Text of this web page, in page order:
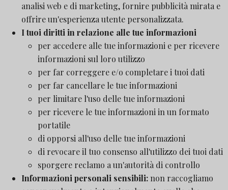
analisi web e di marketing, fornire pubblicità mirata e
offrire un'esperienza utente personalizzata.
I tuoi diritti in relazione alle tue informazioni
per accedere alle tue informazioni e per ricevere
informazioni sul loro utilizzo
per far correggere e/o completare i tuoi dati
per far cancellare le tue informazioni
per limitare l'uso delle tue informazioni
per ricevere le tue informazioni in un formato
portatile
di opporsi all'uso delle tue informazioni
di revocare il tuo consenso all'utilizzo dei tuoi dati
sporgere reclamo a un'autorità di controllo
Informazioni personali sensibili: non raccogliamo